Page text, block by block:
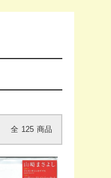
全 125 商品